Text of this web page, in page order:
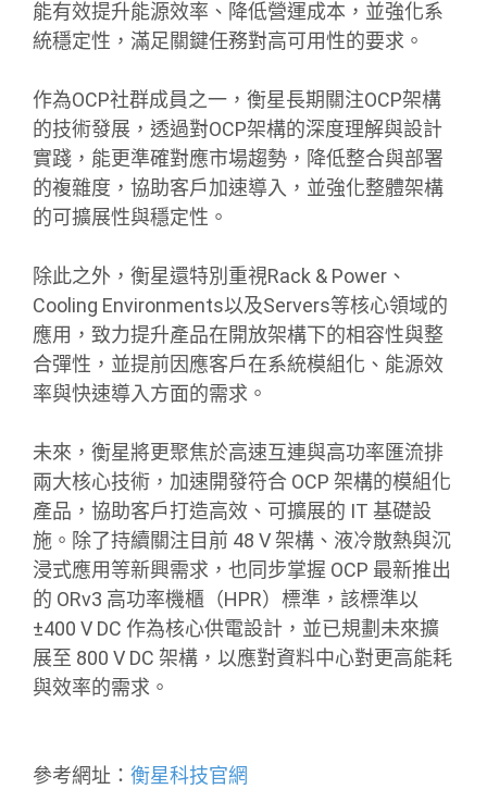
能有效提升能源效率、降低營運成本，並強化系
統穩定性，滿足關鍵任務對高可用性的要求。
作為OCP社群成員之一，衡星長期關注OCP架構
的技術發展，透過對OCP架構的深度理解與設計
實踐，能更準確對應市場趨勢，降低整合與部署
的複雜度，協助客戶加速導入，並強化整體架構
的可擴展性與穩定性。
除此之外，衡星還特別重視Rack & Power、
Cooling Environments以及Servers等核心領域的
應用，致力提升產品在開放架構下的相容性與整
合彈性，並提前因應客戶在系統模組化、能源效
率與快速導入方面的需求。
未來，衡星將更聚焦於高速互連與高功率匯流排
兩大核心技術，加速開發符合 OCP 架構的模組化
產品，協助客戶打造高效、可擴展的 IT 基礎設
施。除了持續關注目前 48 V 架構、液冷散熱與沉
浸式應用等新興需求，也同步掌握 OCP 最新推出
的 ORv3 高功率機櫃（HPR）標準，該標準以
±400 V DC 作為核心供電設計，並已規劃未來擴
展至 800 V DC 架構，以應對資料中心對更高能耗
與效率的需求。
參考網址： 衡星科技官網